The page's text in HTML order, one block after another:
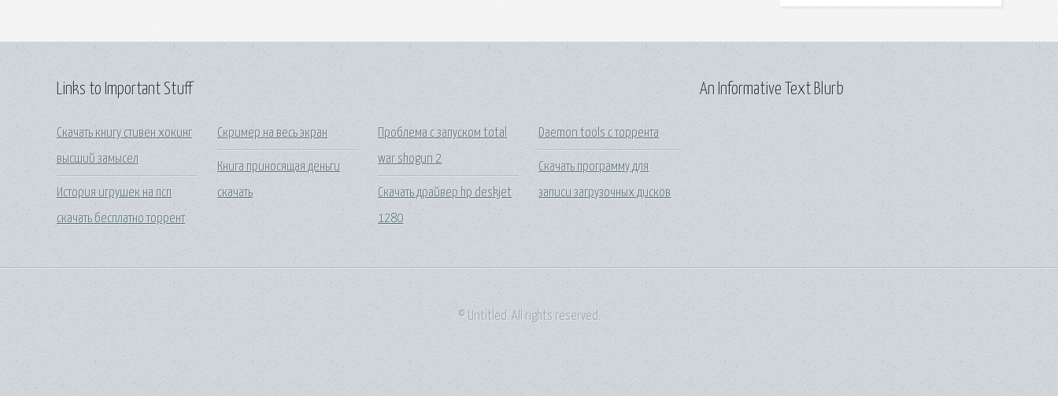
Links to Important Stuff
Скачать книгу стивен хокинг
высший замысел
История игрушек на псп
скачать бесплатно торрент
Скример на весь экран
Книга приносящая деньги
скачать
Проблема с запуском total
war shogun 2
Скачать драйвер hp deskjet
1280
Daemon tools с торрента
Скачать программу для
записи загрузочных дисков
An Informative Text Blurb
© Untitled. All rights reserved.